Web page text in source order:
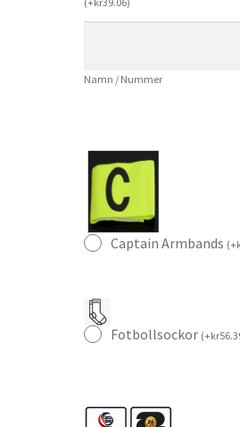
Mbappé
Fotbollströja
Namn / Nummer
Captain Armbands (+
Fotbollsockor (+kr